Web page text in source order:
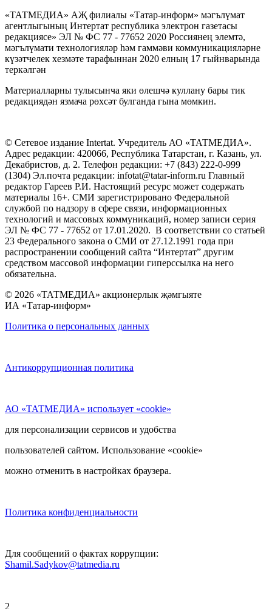
«ТАТМЕДИА» АҖ филиалы «Татар-информ» мәгълүмат
агентлыгының Интертат республика электрон газетасы
редакциясе» ЭЛ № ФС 77 - 77652 2020 Россиянең элемтә,
мәгълүмати технологияләр һәм гаммәви коммуникацияләрне
күзәтчелек хезмәте тарафыннан 2020 елның 17 гыйнварында
теркәлгән
Материалларны тулысынча яки өлешчә куллану бары тик
редакциядән язмача рөхсәт булганда гына мөмкин.
© Сетевое издание Intertat. Учредитель АО «ТАТМЕДИА».
Адрес редакции: 420066, Республика Татарстан, г. Казань, ул.
Декабристов, д. 2. Телефон редакции: +7 (843) 222-0-999
(1304) Эл.почта редакции: infotat@tatar-inform.ru Главный
редактор Гареев Р.И. Настоящий ресурс может содержать
материалы 16+. СМИ зарегистрировано Федеральной
службой по надзору в сфере связи, информационных
технологий и массовых коммуникаций, номер записи серия
ЭЛ № ФС 77 - 77652 от 17.01.2020. В соответствии со статьей
23 Федерального закона о СМИ от 27.12.1991 года при
распространении сообщений сайта “Интертат” другим
средством массовой информации гиперссылка на него
обязательна.
© 2026 «ТАТМЕДИА» акционерлык җәмгыяте
ИА «Татар-информ»
Политика о персональных данных
Антикоррупционная политика
АО «ТАТМЕДИА» использует «cookie»
для персонализации сервисов и удобства
пользователей сайтом. Использование «cookie»
можно отменить в настройках браузера.
Политика конфиденциальности
Для сообщений о фактах коррупции:
Shamil.Sadykov@tatmedia.ru
2